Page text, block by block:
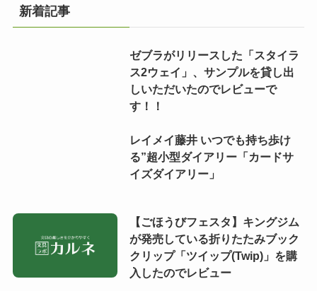
新着記事
ゼブラがリリースした「スタイラ
ス2ウェイ」、サンプルを貸し出
しいただいたのでレビューで
す！！
レイメイ藤井 いつでも持ち歩け
る”超小型ダイアリー「カードサ
イズダイアリー」
【ごほうびフェスタ】キングジム
が発売している折りたたみブック
クリップ「ツイップ(Twip)」を購
入したのでレビュー